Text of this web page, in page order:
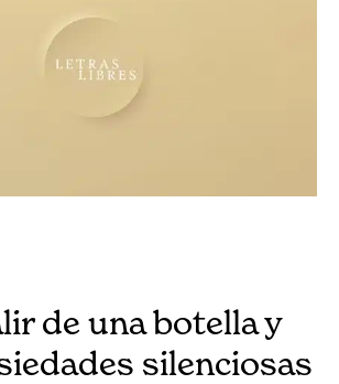
de una botella y
silenciosas